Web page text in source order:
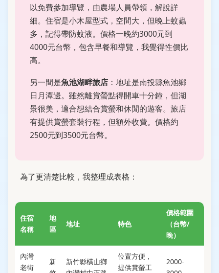
以免費參加導覽，由農場人員帶領，解說詳
細。住宿是小木屋型式，空間大，但晚上蚊蟲
多，記得帶防蚊液。價格一晚約3000元到
4000元台幣，包含早餐和導覽，我覺得性價比
高。
另一間是魚池湖畔旅店 ：地址是南投縣魚池鄉
日月潭邊。雖然離賞螢點得開車十分鐘，但湖
景很美，適合想結合賞螢和休閒的遊客。旅店
有提供賞螢套裝行程，但額外收費。價格約
2500元到3500元台幣。
為了更清楚比較，我整理成表格：
住宿
名稱
地
區
地址 特色
價格範圍
（台幣/
晚）
內灣
老街
新
新竹縣橫山鄉
位置方便，
提供賞螢工
2000-